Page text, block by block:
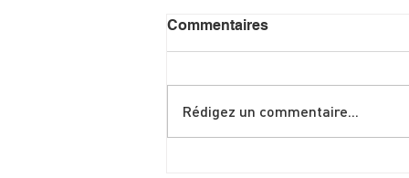
Commentaires
Rédigez un commentaire...